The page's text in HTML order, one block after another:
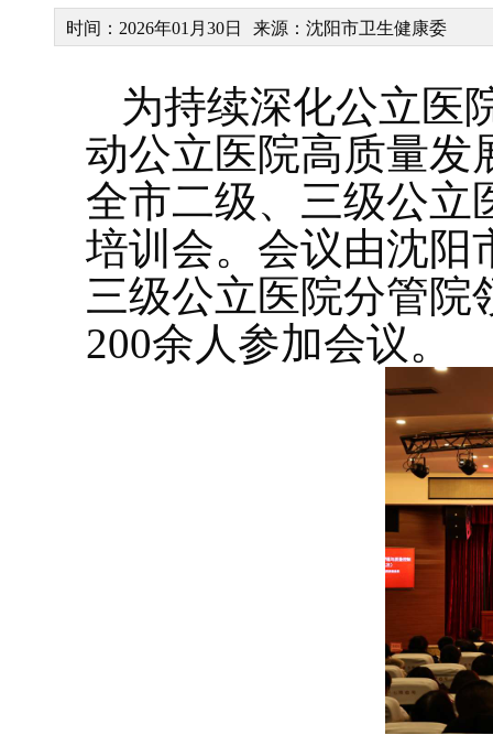
时间：2026年01月30日 来源：沈阳市卫生健康委
为持续深化公立医
动公立医院高质量发
全市二级、三级公立
培训会。会议由沈阳
三级公立医院分管院
200余人参加会议。